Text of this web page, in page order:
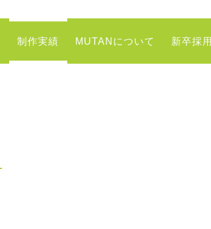
制作実績 MUTANについて 新卒採用